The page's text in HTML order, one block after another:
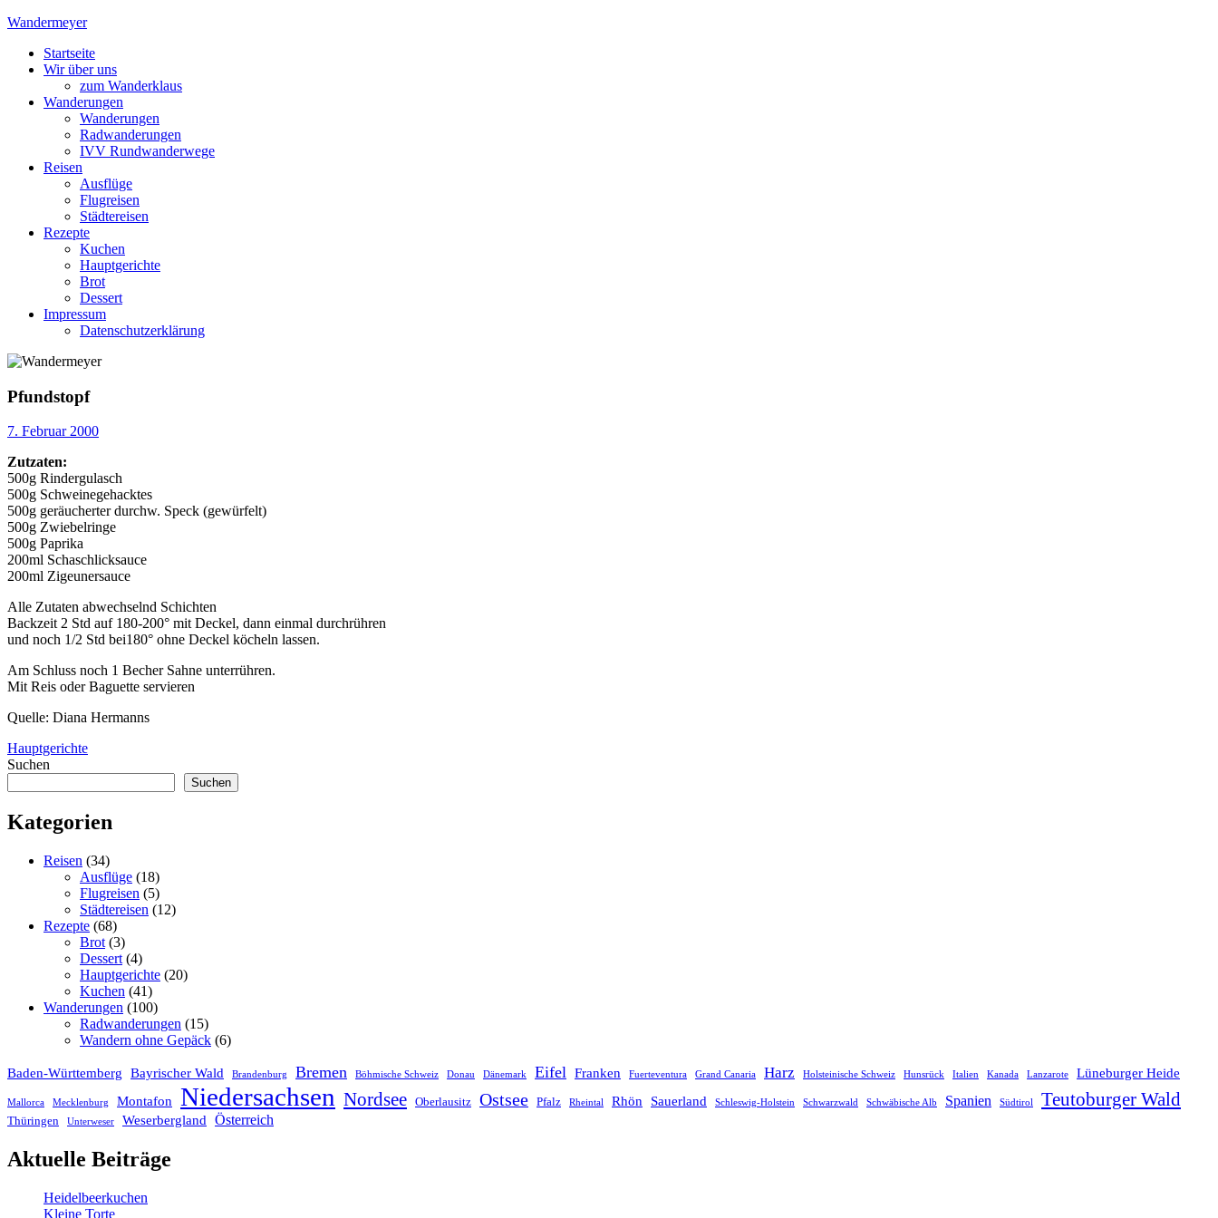
Skip
content
Wandermeyer
Das Wandern ist des Meyers Lust
Startseite
Wir über uns
zum Wanderklaus
Wanderungen
Wanderungen
Radwanderungen
IVV Rundwanderwege
Reisen
Ausflüge
Flugreisen
Städtereisen
Rezepte
Kuchen
Hauptgerichte
Brot
Dessert
Impressum
Datenschutzerklärung
Pfundstopf
7. Februar 2000
Zutzaten:
500g Rindergulasch
500g Schweinegehacktes
500g geräucherter durchw. Speck (gewürfelt)
500g Zwiebelringe
500g Paprika
200ml Schaschlicksauce
200ml Zigeunersauce
Alle Zutaten abwechselnd Schichten
Backzeit 2 Std auf 180-200° mit Deckel, dann einmal durchrühren
und noch 1/2 Std bei180° ohne Deckel köcheln lassen.
Am Schluss noch 1 Becher Sahne unterrühren.
Mit Reis oder Baguette servieren
Quelle: Diana Hermanns
Hauptgerichte
Suchen
Suchen
Kategorien
Reisen (34)
Ausflüge (18)
Flugreisen (5)
Städtereisen (12)
Rezepte (68)
Brot (3)
Dessert (4)
Hauptgerichte (20)
Kuchen (41)
Wanderungen (100)
Radwanderungen (15)
Wandern ohne Gepäck (6)
Baden-Württemberg Bayrischer Wald Brandenburg Bremen Böhmische Schweiz Donau Dänemark Eifel Franken Fuerteventura Grand Canaria Harz Holsteinische Schweiz Hunsrück Italien Kanada Lanzarote Lüneburger Heide
Mallorca Mecklenburg Montafon Niedersachsen Nordsee Oberlausitz Ostsee Pfalz Rheintal Rhön Sauerland Schleswig-Holstein Schwarzwald Schwäbische Alb Spanien Südtirol Teutoburger Wald
Thüringen Unterweser Weserbergland Österreich
Aktuelle Beiträge
Heidelbeerkuchen
Kleine Torte